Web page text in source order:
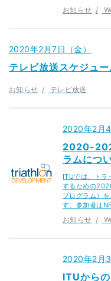
お知らせ
2020年2月7日（金）
テレビ放送スケジュ
お知らせ テレビ放送
2020年2月4
2020-
ラムにつ
ITUでは、トラ
するための
プログラム）
す。参加者は
お知らせ
2020年2月3
ITUから